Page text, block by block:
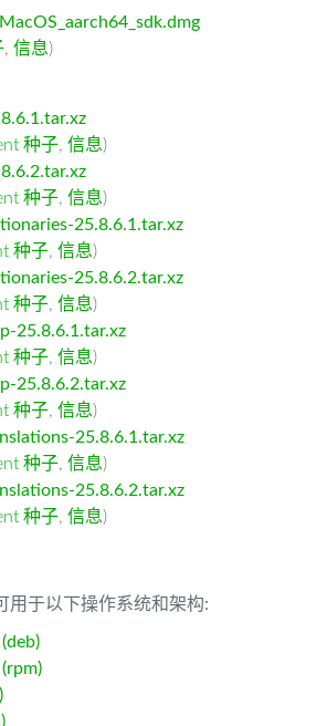
, 信息)
种子, 信息)
种子, 信息)
25.8.6.1.tar.xz
种子, 信息)
25.8.6.2.tar.xz
种子, 信息)
25.8.6.1.tar.xz
种子, 信息)
25.8.6.2.tar.xz
种子, 信息)
25.8.6.1.tar.xz
种子, 信息)
25.8.6.2.tar.xz
种子, 信息)
用于以下操作系统和架构: